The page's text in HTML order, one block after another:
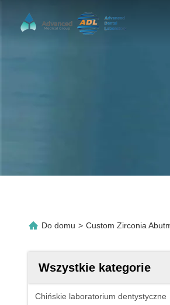
Do domu > Custom Zirconia
Wszystkie kategorie
Chińskie laboratorium dentystyczne